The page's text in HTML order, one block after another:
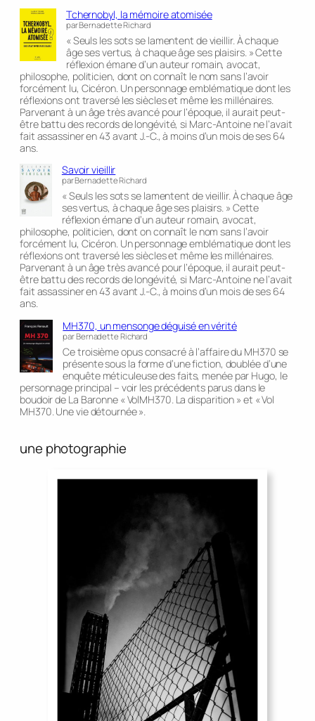
Tchernobyl, la mémoire atomisée
par Bernadette Richard
« Seuls les sots se lamentent de vieillir. À chaque
âge ses vertus, à chaque âge ses plaisirs. » Cette
réflexion émane d’un auteur romain, avocat,
philosophe, politicien, dont on connaît le nom sans l’avoir
forcément lu, Cicéron. Un personnage emblématique dont les
réflexions ont traversé les siècles et même les millénaires.
Parvenant à un âge très avancé pour l’époque, il aurait peut-
être battu des records de longévité, si Marc-Antoine ne l’avait
fait assassiner en 43 avant J.-C., à moins d’un mois de ses 64
ans.
Savoir vieillir
par Bernadette Richard
« Seuls les sots se lamentent de vieillir. À chaque âge
ses vertus, à chaque âge ses plaisirs. » Cette
réflexion émane d’un auteur romain, avocat,
philosophe, politicien, dont on connaît le nom sans l’avoir
forcément lu, Cicéron. Un personnage emblématique dont les
réflexions ont traversé les siècles et même les millénaires.
Parvenant à un âge très avancé pour l’époque, il aurait peut-
être battu des records de longévité, si Marc-Antoine ne l’avait
fait assassiner en 43 avant J.-C., à moins d’un mois de ses 64
ans.
MH370, un mensonge déguisé en vérité
par Bernadette Richard
Ce troisième opus consacré à l’affaire du MH370 se
présente sous la forme d’une fiction, doublée d’une
enquête méticuleuse des faits, menée par Hugo, le
personnage principal – voir les précédents parus dans le
boudoir de La Baronne « VolMH370. La disparition » et « Vol
MH370. Une vie détournée ».
une photographie